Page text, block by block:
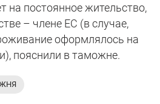
на постоянное жительство,
– члене ЕС (в случае,
оформлялось на
пояснили в таможне.